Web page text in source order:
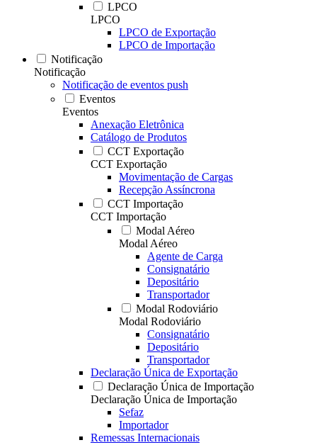
LPCO
LPCO
LPCO de Exportação
LPCO de Importação
Notificação
Notificação
Notificação de eventos push
Eventos
Eventos
Anexação Eletrônica
Catálogo de Produtos
CCT Exportação
CCT Exportação
Movimentação de Cargas
Recepção Assíncrona
CCT Importação
CCT Importação
Modal Aéreo
Modal Aéreo
Agente de Carga
Consignatário
Depositário
Transportador
Modal Rodoviário
Modal Rodoviário
Consignatário
Depositário
Transportador
Declaração Única de Exportação
Declaração Única de Importação
Declaração Única de Importação
Sefaz
Importador
Remessas Internacionais